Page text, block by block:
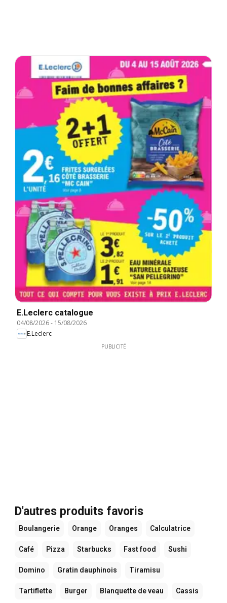
E.Leclerc catalogue
04/08/2026- 15/08/2026
E.Leclerc
PUBLICITÉ
D'autres produits favoris
Boulangerie Orange Oranges Calculatrice
Café Pizza Starbucks Fast food Sushi
Domino Gratin dauphinois Tiramisu
Tartiflette Burger Blanquette de veau Cassis